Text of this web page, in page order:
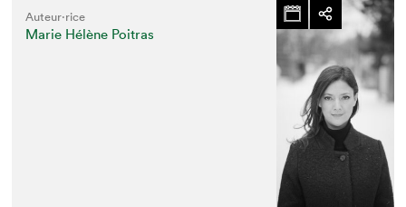
Auteur·rice
Marie Hélène Poitras